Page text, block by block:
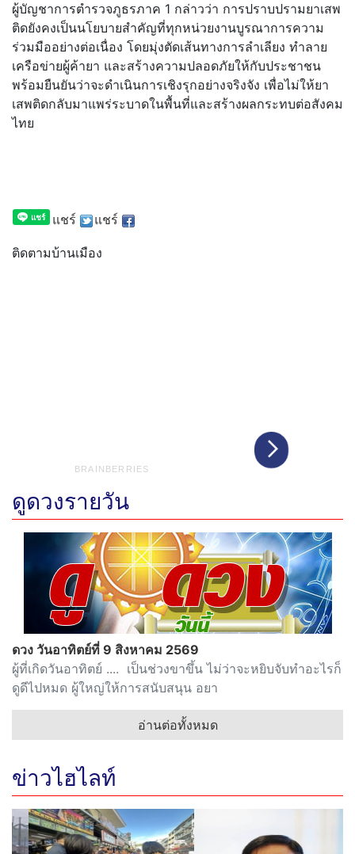
ผู้บัญชาการตำรวจภูธรภาค 1 กล่าวว่า การปราบปรามยาเสพ
ติดยังคงเป็นนโยบายสำคัญที่ทุกหน่วยงานบูรณาการความ
ร่วมมืออย่างต่อเนื่อง โดยมุ่งตัดเส้นทางการลำเลียง ทำลาย
เครือข่ายผู้ค้ายา และสร้างความปลอดภัยให้กับประชาชน
พร้อมยืนยันว่าจะดำเนินการเชิงรุกอย่างจริงจัง เพื่อไม่ให้ยา
เสพติดกลับมาแพร่ระบาดในพื้นที่และสร้างผลกระทบต่อสังคม
ไทย
แชร์ แชร์
ติดตามบ้านเมือง
ดูดวงรายวัน
ดวง วันอาทิตย์ที่ 9 สิงหาคม 2569
ผู้ที่เกิดวันอาทิตย์ .... เป็นช่วงขาขึ้น ไม่ว่าจะหยิบจับทำอะไรก็
ดูดีไปหมด ผู้ใหญ่ให้การสนับสนุน อยา
อ่านต่อทั้งหมด
ข่าวไฮไลท์